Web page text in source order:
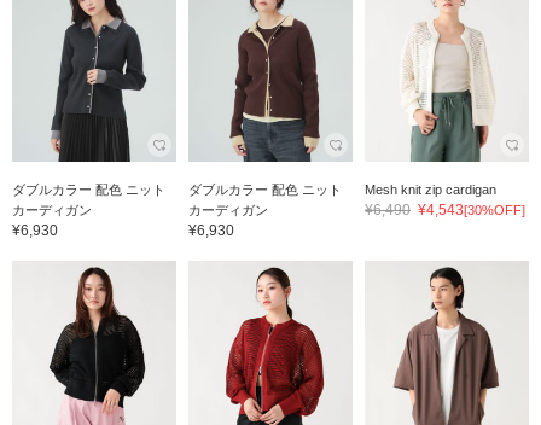
ダブルカラー 配色 ニット
カーディガン
¥6,930
ダブルカラー 配色 ニット
カーディガン
¥6,930
Mesh knit zip cardigan
¥6,490 ¥4,543[30%OFF]